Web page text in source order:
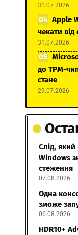
31.07.2026
Apple
чекати
31.07.2026
до TPM-
стане
29.07.2026
Слід, який
Windows
стеження
07.08.2026
Одна
зможе
06.08.2026
HDR10+